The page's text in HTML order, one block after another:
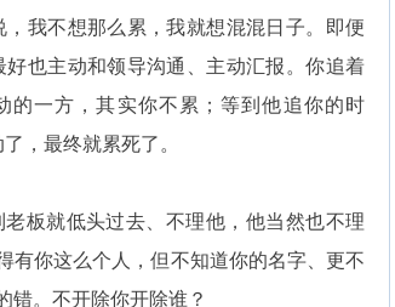
不想那么累，我就想混混日子。即便
好也主动和领导沟通、主动汇报。你追着
的一方，其实你不累；等到他追你的时
，最终就累死了。
板就低头过去、不理他，他当然也不理
有你这么个人，但不知道你的名字、更不
错。不开除你开除谁？